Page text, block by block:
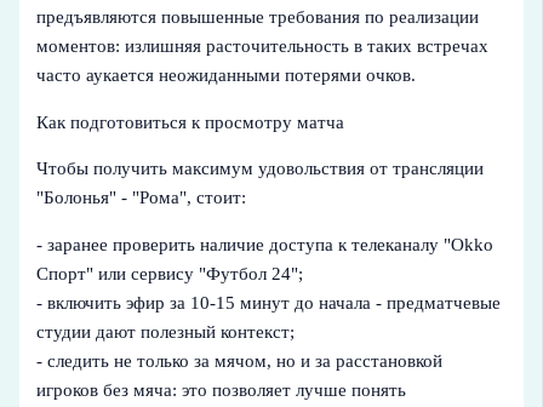
предъявляются повышенные требования по реализации
моментов: излишняя расточительность в таких встречах
часто аукается неожиданными потерями очков.
Как подготовиться к просмотру матча
Чтобы получить максимум удовольствия от трансляции
"Болонья" - "Рома", стоит:
- заранее проверить наличие доступа к телеканалу "Okko
Спорт" или сервису "Футбол 24";
- включить эфир за 10-15 минут до начала - предматчевые
студии дают полезный контекст;
- следить не только за мячом, но и за расстановкой
игроков без мяча: это позволяет лучше понять